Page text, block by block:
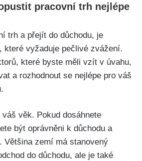
pracovní trh nejlépe
trh a přejít do důchodu, je
které vyžaduje pečlivé zvážení.
které byste měli vzít v úvahu,
a rozhodnout se nejlépe pro váš
věk. Pokud dosáhnete
být oprávněni k důchodu a
Většina zemí má stanovený
do důchodu, ale je také